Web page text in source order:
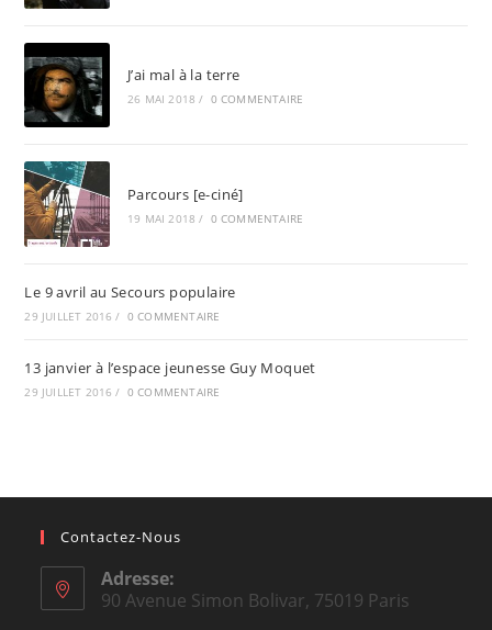
J’ai mal à la terre
26 MAI 2018 / 0 COMMENTAIRE
Parcours [e-ciné]
19 MAI 2018 / 0 COMMENTAIRE
Le 9 avril au Secours populaire
29 JUILLET 2016 / 0 COMMENTAIRE
13 janvier à l’espace jeunesse Guy Moquet
29 JUILLET 2016 / 0 COMMENTAIRE
Contactez-Nous
Adresse:
90 Avenue Simon Bolivar, 75019 Paris